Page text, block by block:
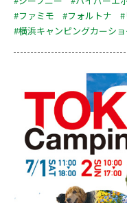
#ファミモ
#フォルトナ
#横浜キャンピングカーシ